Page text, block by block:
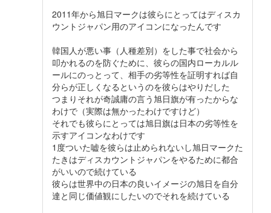
2011年から旭日マークは彼らにとってはディスカ
ウントジャパン用のアイコンになったんです
韓国人が悪い事（人種差別）をした事で社会から
叩かれるのを防ぐために、彼らの国内ローカルル
ールにのっとって、相手の劣等性を証明すれば自
分らが正しくなるというのを彼らはやりだした
つまりそれが奇誠庸の言う旭日旗が有ったからな
わけで（実際は無かったわけですけど）
それでも彼らにとっては旭日旗は日本の劣等性を
示すアイコンなわけです
1度ついた嘘を彼らは止められないし旭日マークた
たきはディスカウントジャパンをやるために都合
がいいので続けている
彼らは世界中の日本の良いイメージの旭日を自分
達と同じ価値観にしたいのでそれを続けている